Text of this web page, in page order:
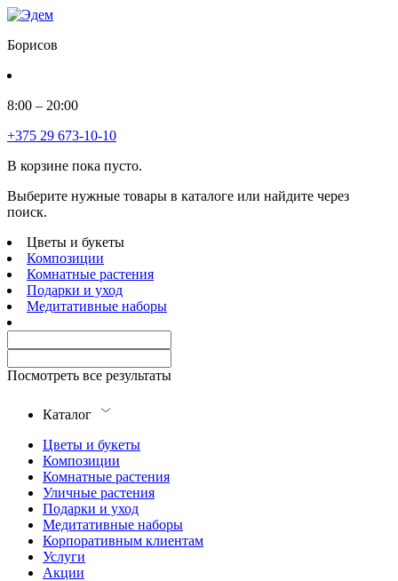
Борисов
8:00 – 20:00
+375 29 673-10-10
В корзине пока пусто.
Выберите нужные товары в каталоге или найдите через
поиск.
Цветы и букеты
Композиции
Комнатные растения
Подарки и уход
Медитативные наборы
Посмотреть все результаты
Каталог
Цветы и букеты
Композиции
Комнатные растения
Уличные растения
Подарки и уход
Медитативные наборы
Корпоративным клиентам
Услуги
Акции